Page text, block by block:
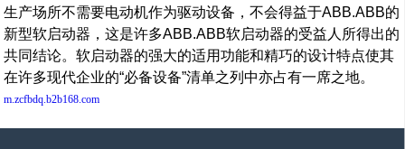
生产场所不需要电动机作为驱动设备，不会得益于ABB.ABB的
新型软启动器，这是许多ABB.ABB软启动器的受益人所得出的
共同结论。软启动器的强大的适用功能和精巧的设计特点使其
在许多现代企业的“必备设备”清单之列中亦占有一席之地。
m.zcfbdq.b2b168.com